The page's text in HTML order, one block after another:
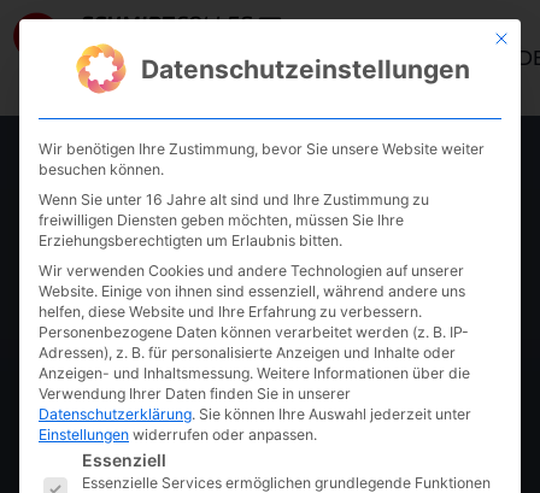
AKADEMIE, KURS PAGE
KI – Innovationen
für den
Mittelstand
(Masterclass
Mit
Datenschutzeinstellungen
Wir benötigen Ihre Zustimmung, bevor Sie unsere Website weiter
besuchen können.
Wenn Sie unter 16 Jahre alt sind und Ihre Zustimmung zu
freiwilligen Diensten geben möchten, müssen Sie Ihre
Erziehungsberechtigten um Erlaubnis bitten.
Wir verwenden Cookies und andere Technologien auf unserer
Website. Einige von ihnen sind essenziell, während andere uns
helfen, diese Website und Ihre Erfahrung zu verbessern.
Personenbezogene Daten können verarbeitet werden (z. B. IP-
Adressen), z. B. für personalisierte Anzeigen und Inhalte oder
Anzeigen- und Inhaltsmessung. Weitere Informationen über die
Verwendung Ihrer Daten finden Sie in unserer
Datenschutzerklärung. Sie können Ihre Auswahl jederzeit unter
Einstellungen widerrufen oder anpassen.
Es folgt eine Liste der Service-Gruppen,
Essenziell
Essenzielle Services ermöglichen grundlegende Funktionen